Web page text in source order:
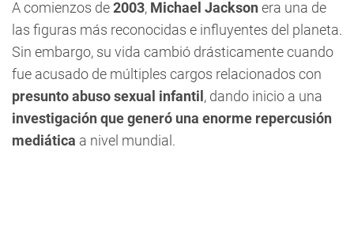
A comienzos de2003, Michael Jackson era una de
las figuras más reconocidas e influyentes del planeta.
Sin embargo, su vida cambió drásticamente cuando
fue acusado de múltiples cargos relacionados con
presunto abuso sexual infantil , dando inicio a una
investigación que generó una enorme repercusión
mediática a nivel mundial.